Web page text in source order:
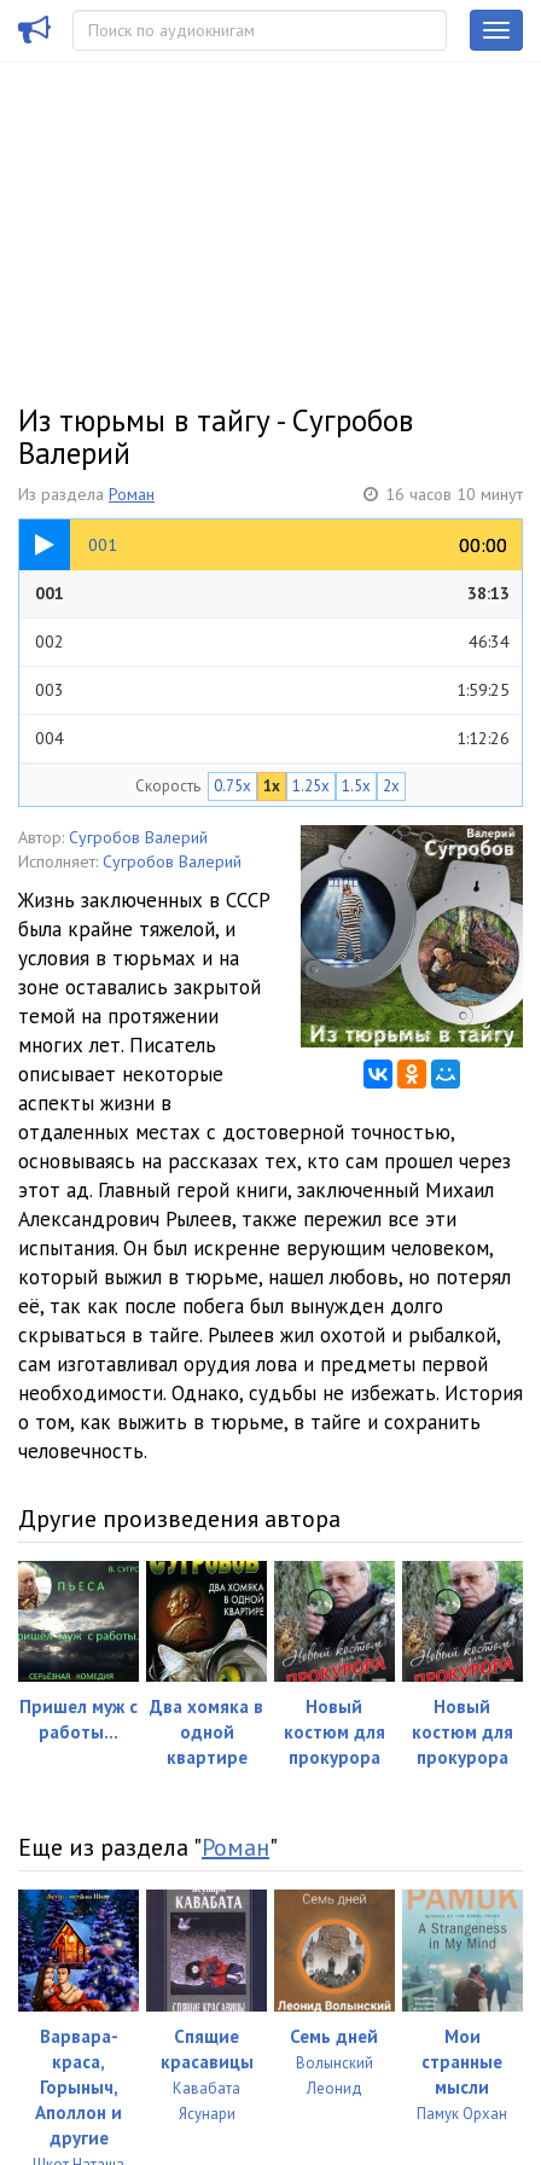
Из тюрьмы в тайгу - Сугробов
Валерий
Из раздела Роман 16 часов 10 минут
001 00:00
00:00
38:13
001 38:13
002 46:34
003 1:59:25
004 1:12:26
006 47:16
28:36
008 28:11
009 1:18:02
010 1:40:36
011
012
013 38:02
014
015 1:01:10
016
Скорость 0.75x 1x 1.25x 1.5x 2x
Автор: Сугробов Валерий
Исполняет: Сугробов Валерий
Жизнь заключенных в СССР
была крайне тяжелой, и
условия в тюрьмах и на
зоне оставались закрытой
темой на протяжении
многих лет. Писатель
описывает некоторые
аспекты жизни в
отдаленных местах с достоверной точностью,
основываясь на рассказах тех, кто сам прошел через
этот ад. Главный герой книги, заключенный Михаил
Александрович Рылеев, также пережил все эти
испытания. Он был искренне верующим человеком,
который выжил в тюрьме, нашел любовь, но потерял
её, так как после побега был вынужден долго
скрываться в тайге. Рылеев жил охотой и рыбалкой,
сам изготавливал орудия лова и предметы первой
необходимости. Однако, судьбы не избежать. История
о том, как выжить в тюрьме, в тайге и сохранить
человечность.
Другие произведения автора
Пришел муж с
работы...
Два хомяка в
одной
квартире
Новый
костюм для
прокурора
Новый
костюм для
прокурора
Еще из раздела "Роман"
Варвара-
краса,
Горыныч,
Аполлон и
другие
Спящие
красавицы
Кавабата
Ясунари
Семь дней
Волынский
Леонид
Мои
странные
мысли
Памук Орхан